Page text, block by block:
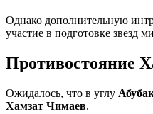
Однако дополнительную
участие в подготовке звезд
Противостояние
Ожидалось, что в углу
Хамзат Чимаев.